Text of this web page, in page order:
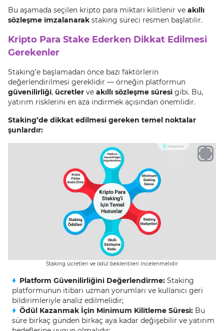
Bu aşamada seçilen kripto para miktarı kilitlenir ve akıllı
sözleşme imzalanarak staking süreci resmen başlatılır.
Kripto Para Stake Ederken Dikkat Edilmesi
Gerekenler
Staking’e başlamadan önce bazı faktörlerin
değerlendirilmesi gereklidir — örneğin platformun
güvenilirliği, ücretler ve akıllı sözleşme süresi gibi. Bu,
yatırım risklerini en aza indirmek açısından önemlidir.
Staking’de dikkat edilmesi gereken temel noktalar
şunlardır:
Staking ücretleri ve ödül beklentileri incelenmelidir
Platform Güvenilirliğini Değerlendirme: Staking
platformunun itibarı uzman yorumları ve kullanıcı geri
bildirimleriyle analiz edilmelidir;
Ödül Kazanmak İçin Minimum Kilitleme Süresi: Bu
süre birkaç günden birkaç aya kadar değişebilir ve yatırım